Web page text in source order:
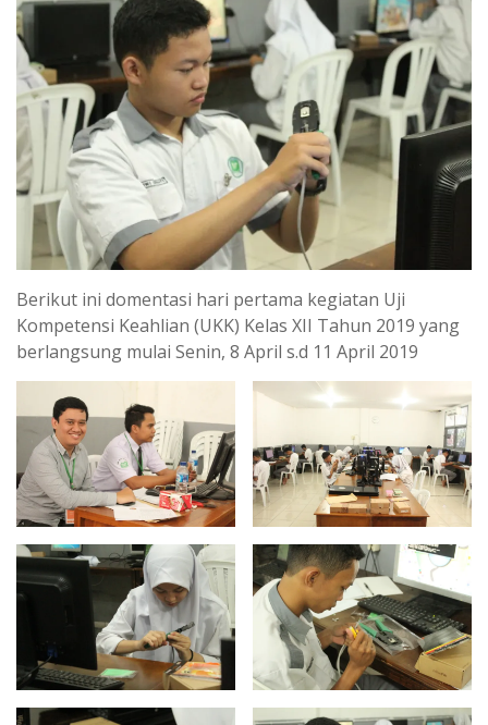
Berikut ini domentasi hari pertama kegiatan Uji
Kompetensi Keahlian (UKK) Kelas XII Tahun 2019 yang
berlangsung mulai Senin, 8 April s.d 11 April 2019